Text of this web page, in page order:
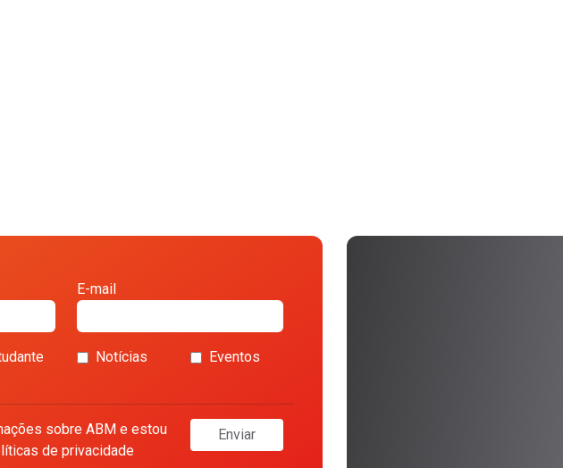
E-mail
Notícias
Eventos
sobre ABM e estou
de privacidade
Enviar